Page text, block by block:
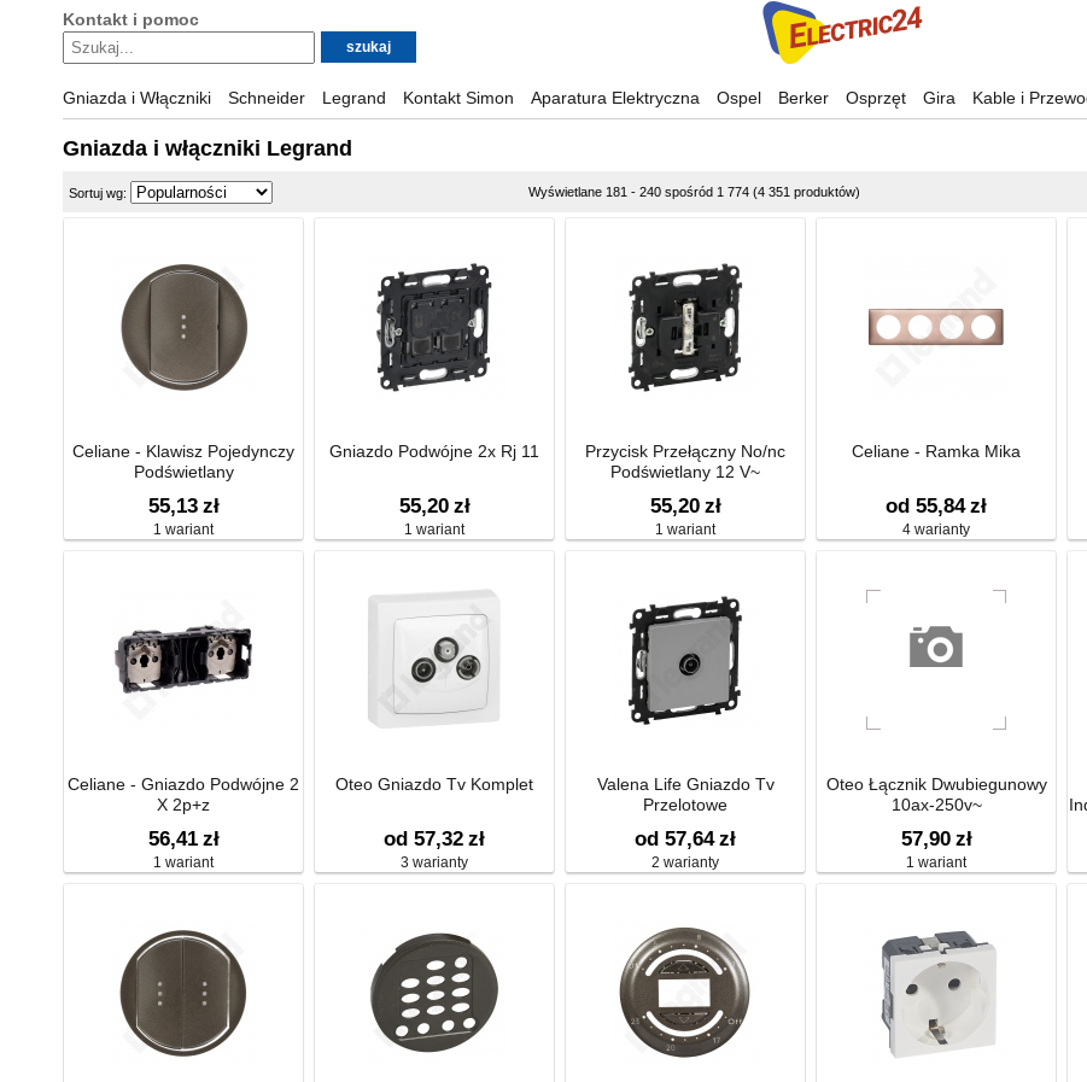
Kontakt i pomoc
Gniazda i Włączniki Schneider Legrand Kontakt Simon Aparatura Elektryczna Ospel Berker Osprzęt Gira Kable i
Gniazda i włączniki Legrand
Sortuj wg: Wyświetlane 181 - 240 spośród 1 774 (4 351 produktów)
Celiane - Klawisz Pojedynczy
Podświetlany
55,13 zł
1 wariant
Gniazdo Podwójne 2x Rj 11
55,20 zł
1 wariant
Przycisk Przełączny No/nc
Podświetlany 12 V~
55,20 zł
1 wariant
Celiane - Ramka Mika
od 55,84 zł
4 warianty
Celiane - Gniazdo Podwójne 2
X 2p+z
56,41 zł
1 wariant
Oteo Gniazdo Tv Komplet
od 57,32 zł
3 warianty
Valena Life Gniazdo Tv
Przelotowe
od 57,64 zł
2 warianty
Oteo Łącznik Dwubiegunowy
10ax-250v~
57,90 zł
1 wariant